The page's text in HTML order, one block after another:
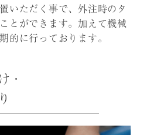
いただく事で、外注時のタ
とができます。加えて機械
的に行っております。
・